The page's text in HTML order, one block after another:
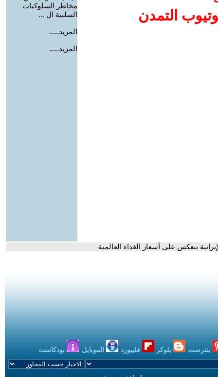
التمدن
مخاطر السلوكيات
السلبية ال ...
المزيد.....
المزيد.....
تنعكس على أسعار الغذاء العالمية
بنترست بلوكر فليبورد الموبايل بودكاست